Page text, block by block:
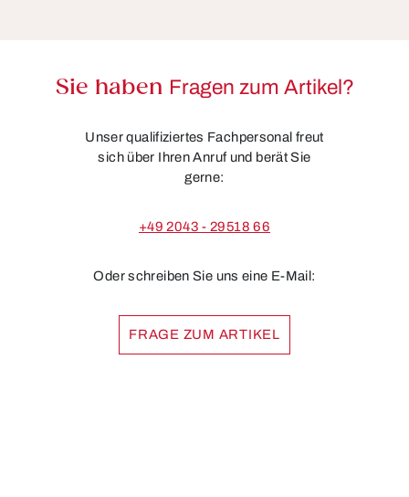
Sie haben Fragen zum Artikel?
Unser qualifiziertes Fachpersonal freut
sich über Ihren Anruf und berät Sie
gerne:
+49 2043 - 29518 66
Oder schreiben Sie uns eine E-Mail:
FRAGE ZUM ARTIKEL